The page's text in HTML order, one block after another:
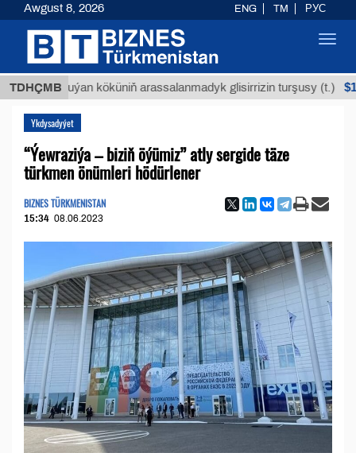
TDHÇMB
Buýan köküniň arassalanmadyk glisirrizin turşusy (t.)
Ykdysadyýet
“Ýewraziýa – biziň öýümiz” atly sergide täze
türkmen önümleri hödürlener
BIZNES TÜRKMENISTAN
15:34 08.06.2023
Awgust 8, 2026 ENG TM РУС